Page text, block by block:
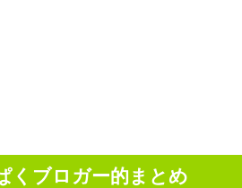
くブロガー的まとめ